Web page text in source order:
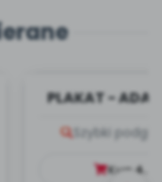
PLAKAT -
Szybki
Kup